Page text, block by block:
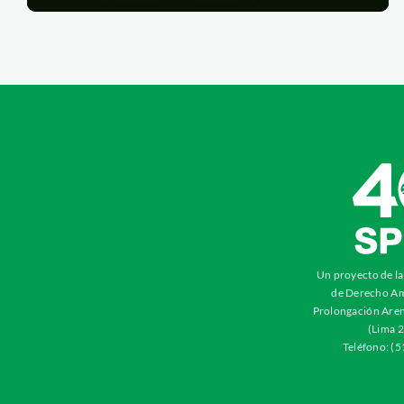
Un proyecto de
de Derecho
Prolongación
(Lima
Teléfono: